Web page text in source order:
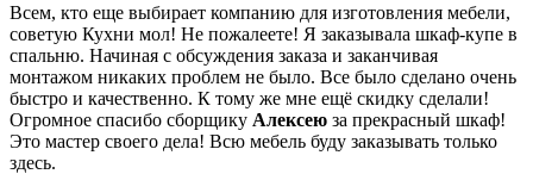
Всем, кто еще выбирает компанию для изготовления мебели,
советую Кухни мол! Не пожалеете! Я заказывала шкаф-купе в
спальню. Начиная с обсуждения заказа и заканчивая
монтажом никаких проблем не было. Все было сделано очень
быстро и качественно. К тому же мне ещё скидку сделали!
Огромное спасибо сборщику Алексею за прекрасный шкаф!
Это мастер своего дела! Всю мебель буду заказывать только
здесь.